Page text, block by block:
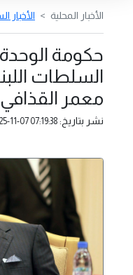
الأخبار المحلية الأخبار
حكومة الوحدة
السلطات
معمر القذافي
نشر بتاريخ: 11-07 07:19:38